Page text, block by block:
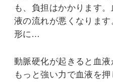
も、負担はかかります
液の流れが悪くなりま
形に…
動脈硬化が起きると血
もっと強い力で血液を